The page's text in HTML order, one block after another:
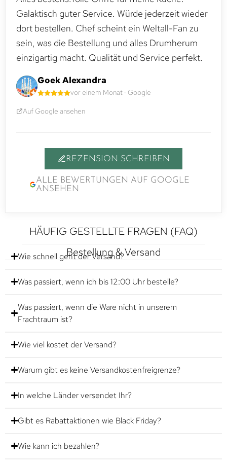
Galaktisch guter Service. Würde jederzeit wieder
dort bestellen. Chef scheint ein Weltall-Fan zu
sein, was die Bestellung und alles Drumherum
einzigartig macht. Qualität und Service perfekt.
Goek Alexandra
vor einem Monat · Google
Auf Google ansehen
REZENSION SCHREIBEN
ALLE BEWERTUNGEN AUF GOOGLE
ANSEHEN
HÄUFIG GESTELLTE FRAGEN (FAQ)
Bestellung & Versand
Wie schnell geht der Versand?
Was passiert, wenn ich bis 12:00 Uhr bestelle?
Was passiert, wenn die Ware nicht in unserem
Frachtraum ist?
Wie viel kostet der Versand?
Warum gibt es keine Versandkostenfreigrenze?
In welche Länder versendet Ihr?
Gibt es Rabattaktionen wie Black Friday?
Wie kann ich bezahlen?